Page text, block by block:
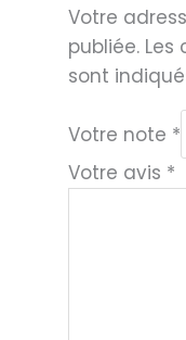
Votre
publiée. Les
sont
Votre note *
Votre avis *